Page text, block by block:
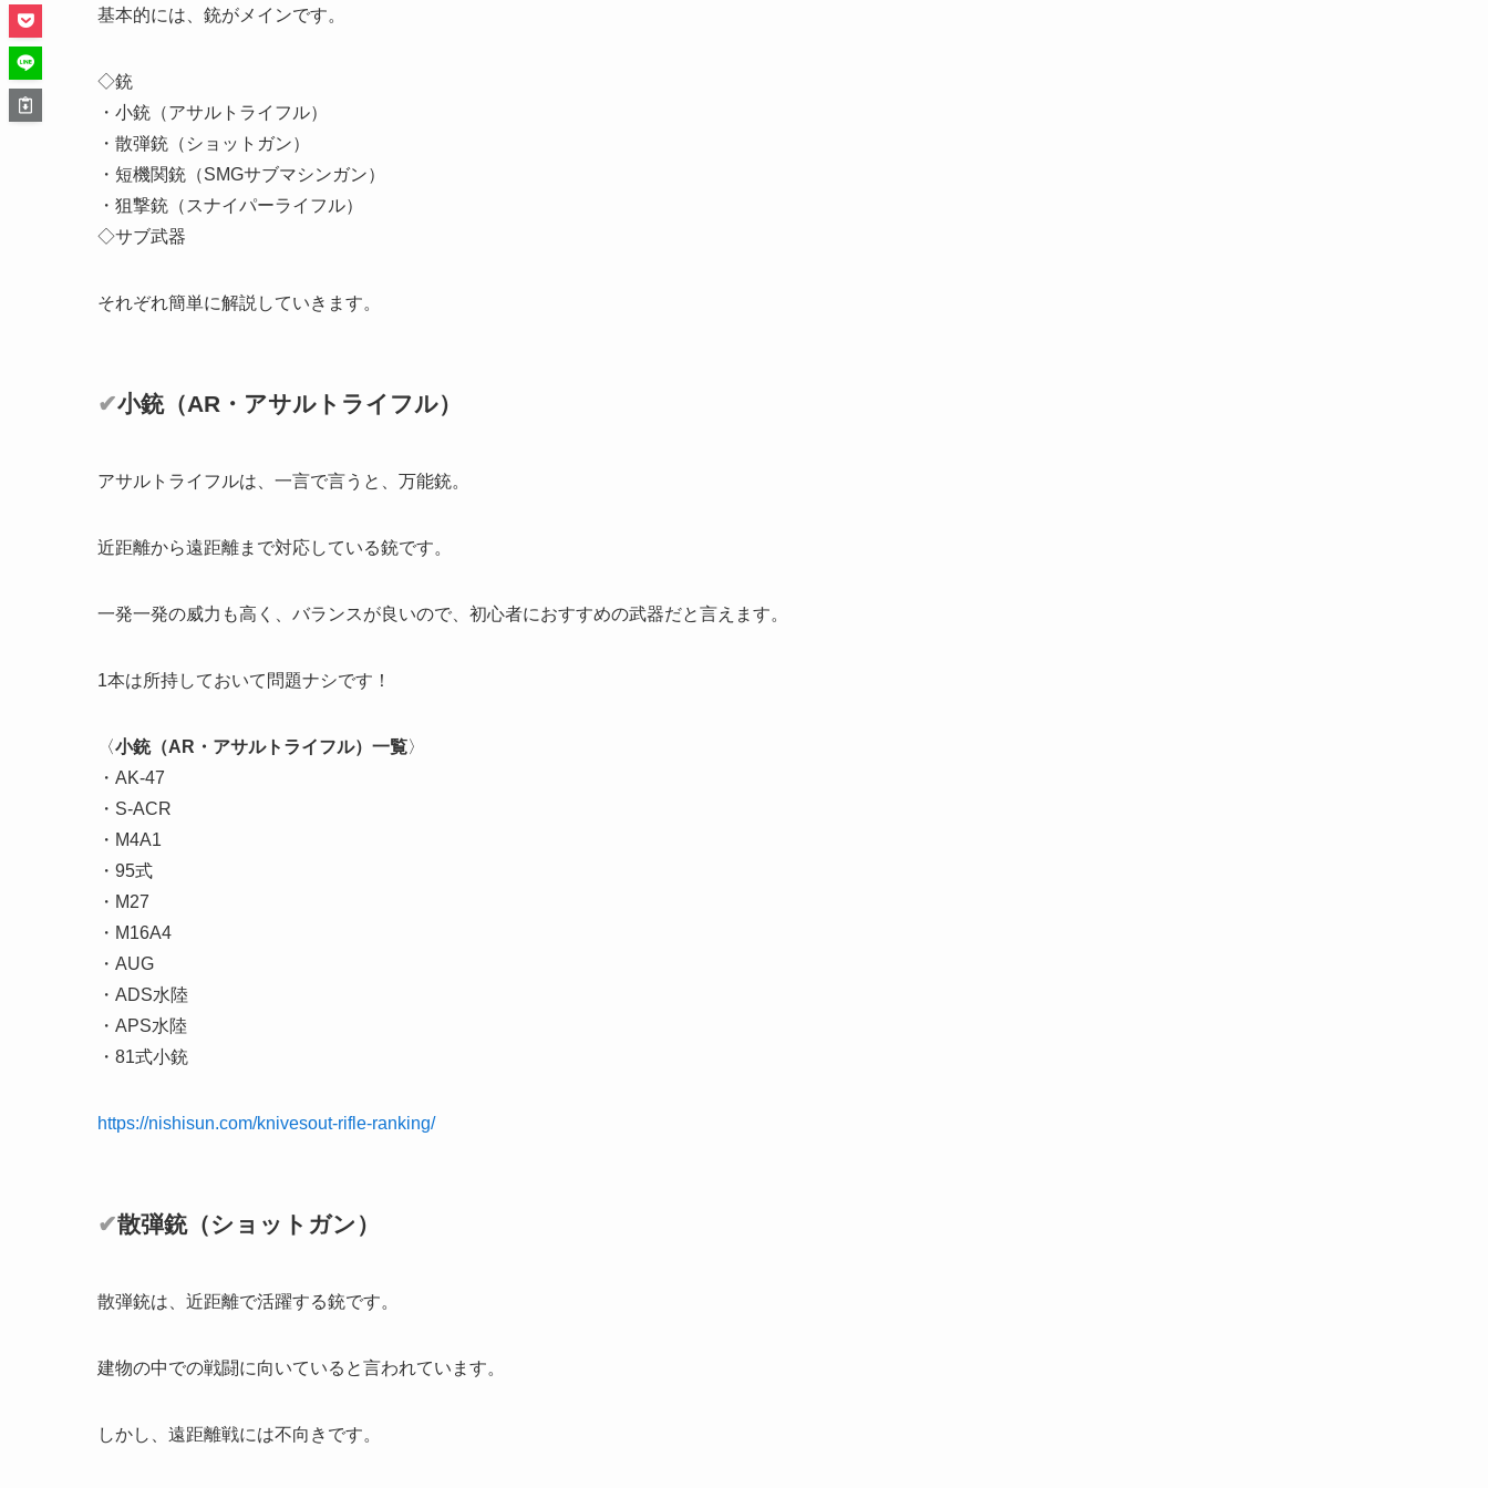
基本的には、銃がメインです。
◇銃
・小銃（アサルトライフル）
・散弾銃（ショットガン）
・短機関銃（SMGサブマシンガン）
・狙撃銃（スナイパーライフル）
◇サブ武器
それぞれ簡単に解説していきます。
✔小銃（AR・アサルトライフル）
アサルトライフルは、一言で言うと、 万能銃。
近距離から遠距離まで対応している銃です。
一発一発の威力も高く、バランスが良いので、初心者におすすめの武器だと言えます。
1本は所持しておいて問題ナシです！
〈小銃（AR・アサルトライフル）一覧〉
・AK-47
・S-ACR
・M4A1
・95式
・M27
・M16A4
・AUG
・ADS水陸
・APS水陸
・81式小銃
https://nishisun.com/knivesout-rifle-ranking/
✔散弾銃（ショットガン）
散弾銃は、近距離で活躍する銃です。
建物の中での戦闘に向いていると言われています。
しかし、遠距離戦には不向きです。